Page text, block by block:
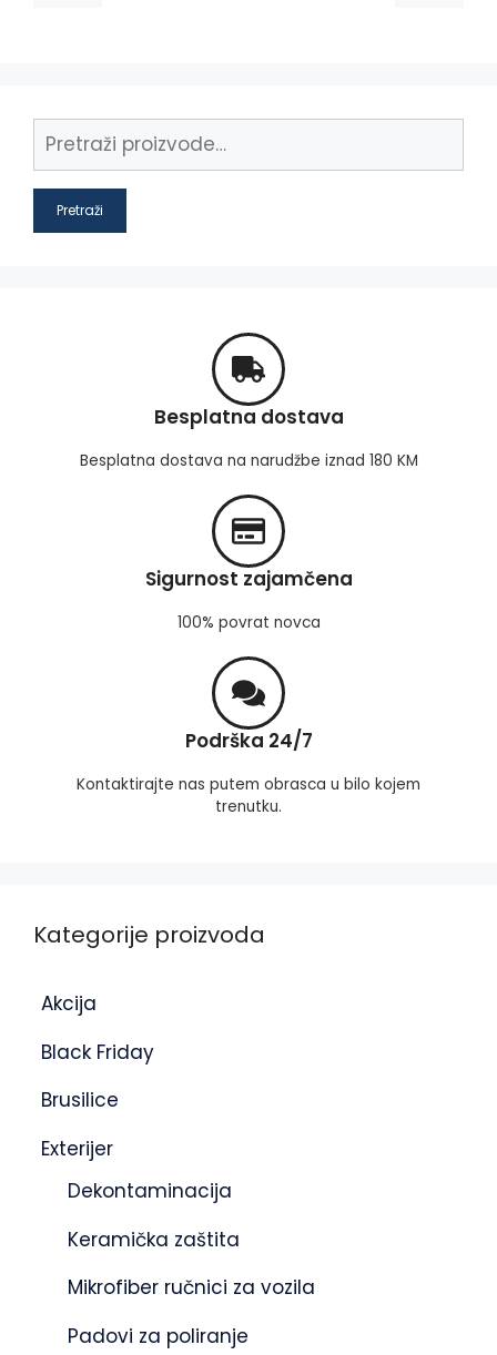
Pretraži
Besplatna dostava
Besplatna dostava na narudžbe iznad 180 KM
Sigurnost zajamčena
100% povrat novca
Podrška 24/7
Kontaktirajte nas putem obrasca u bilo kojem
trenutku.
Kategorije proizvoda
Akcija
Black Friday
Brusilice
Exterijer
Dekontaminacija
Keramička zaštita
Mikrofiber ručnici za vozila
Padovi za poliranje